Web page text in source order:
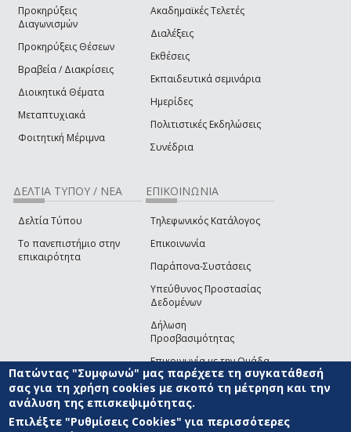
Προκηρύξεις
Διαγωνισμών
Προκηρύξεις Θέσεων
Βραβεία / Διακρίσεις
Διοικητικά Θέματα
Μεταπτυχιακά
Φοιτητική Μέριμνα
Ακαδημαϊκές Τελετές
Διαλέξεις
Εκθέσεις
Εκπαιδευτικά σεμινάρια
Ημερίδες
Πολιτιστικές Εκδηλώσεις
Συνέδρια
ΔΕΛΤΙΑ ΤΥΠΟΥ / ΝΕΑ
Δελτία Τύπου
Το πανεπιστήμιο στην
επικαιρότητα
ΕΠΙΚΟΙΝΩΝΙΑ
Τηλεφωνικός Κατάλογος
Επικοινωνία
Παράπονα-Συστάσεις
Υπεύθυνος Προστασίας
Δεδομένων
Δήλωση
Προσβασιμότητας
Επικοινωνία με την Ομάδα
Ανάπτυξης του site(link sends e-mail)
© ΠΑΝΕΠΙΣΤΗΜΙΟ ΑΙΓΑΙΟΥ ΟΡΟΙ ΧΡΗΣΗΣ
ΑΝΑΠΤΥΞΗΣ
Πατώντας "Συμφωνώ" μας παρέχετε τη συγκατάθεσή
σας για τη χρήση cookies με σκοπό τη μέτρηση και την
ανάλυση της επισκεψιμότητας.
Επιλέξτε "Ρυθμίσεις Cookies" για περισσότερες